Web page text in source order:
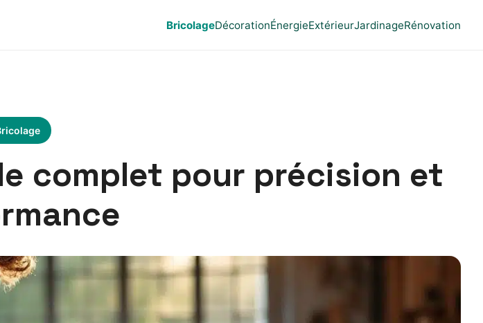
BricolageDécorationÉnergieExtérieurJardinageRénovation
complet pour précision et